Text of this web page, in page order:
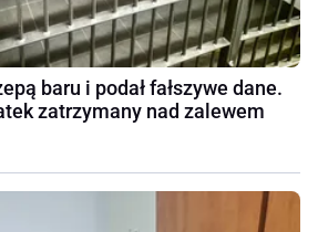
baru i podał fałszywe dane.
zatrzymany nad zalewem